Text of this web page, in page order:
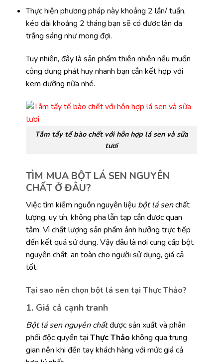
Thực hiện phương pháp này khoảng 2 lần/ tuần,
kéo dài khoảng 2 tháng bạn sẽ có được làn da
trắng sáng như mong đợi.
Tuy nhiên, đây là sản phẩm thiên nhiên nếu muốn
công dụng phát huy nhanh bạn cần kết hợp với
kem dưỡng nữa nhé.
Tắm tẩy tế bào chết với hỗn hợp lá sen và sữa
tươi
TÌM MUA BỘT LÁ SEN NGUYÊN
CHẤT Ở ĐÂU?
Việc tìm kiếm nguồn nguyên liệu bột lá senchất
lượng, uy tín, không pha lẫn tạp cần được quan
tâm. Vì chất lượng sản phẩm ảnh hưởng trực tiếp
đến kết quả sử dụng. Vậy đâu là nơi cung cấp bột
nguyên chất, an toàn cho người sử dụng, giá cả
tốt.
Tại sao nên chọn bột lá sen tại Thực Thảo?
1. Giá cả cạnh tranh
Bột lá sen nguyên chấtđược sản xuất và phân
phối độc quyền tại Thực Thảo không qua trung
gian nên khi đến tay khách hàng với mức giá cả